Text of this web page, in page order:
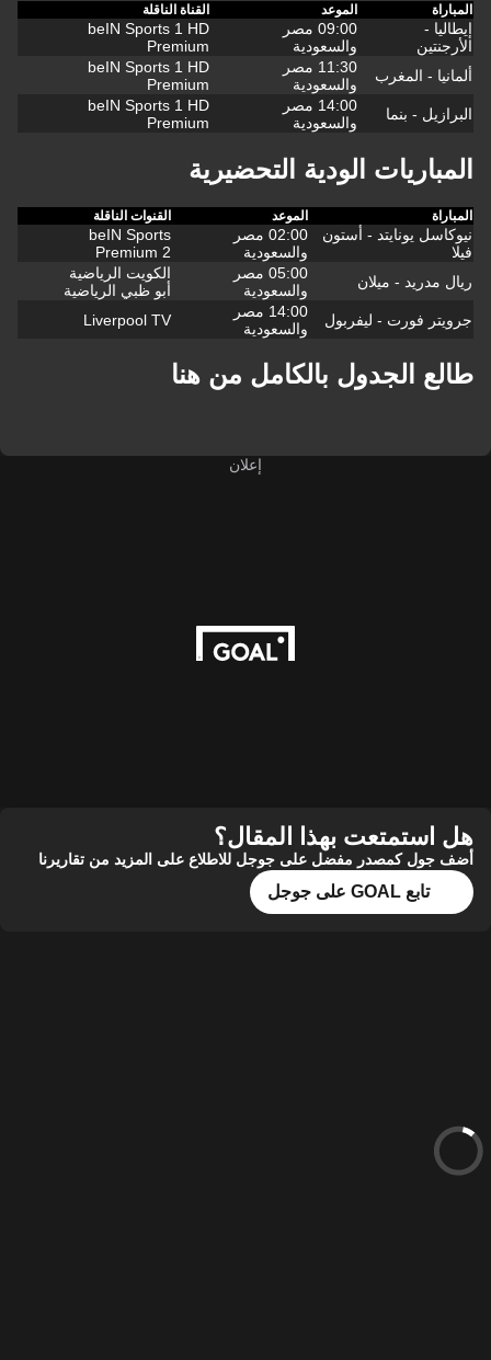
المباراة الموعد القناة الناقلة
إيطاليا -
الأرجنتين
09:00 مصر
والسعودية
beIN Sports 1 HD
Premium
ألمانيا - المغرب
11:30 مصر
والسعودية
beIN Sports 1 HD
Premium
البرازيل - بنما
14:00 مصر
والسعودية
beIN Sports 1 HD
Premium
المباريات الودية التحضيرية
المباراة الموعد القنوات الناقلة
نيوكاسل يونايتد - أستون
فيلا
02:00 مصر
والسعودية
beIN Sports
Premium 2
ريال مدريد - ميلان
05:00 مصر
والسعودية
الكويت الرياضية
أبو ظبي الرياضية
جرويتر فورت - ليفربول
14:00 مصر
والسعودية
Liverpool TV
طالع الجدول بالكامل من هنا
إعلان
هل استمتعت بهذا المقال؟
أضف جول كمصدر مفضل على جوجل للاطلاع على المزيد من تقاريرنا
تابع GOAL على جوجل